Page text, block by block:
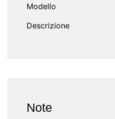
Modello
Descrizione
Note